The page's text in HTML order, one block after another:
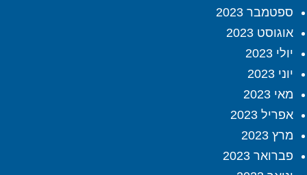
ספטמבר 2023
אוגוסט 2023
יולי 2023
יוני 2023
מאי 2023
אפריל 2023
מרץ 2023
פברואר 2023